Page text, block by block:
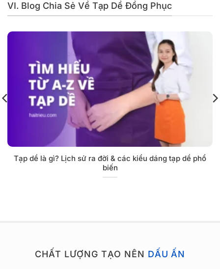
VI. Blog Chia Sẻ Về Tạp Dề Đồng Phục
Tạp dề là gì? Lịch sử ra đời & các kiểu dáng tạp dề phổ
biến
CHẤT LƯỢNG TẠO NÊN DẤU ẤN